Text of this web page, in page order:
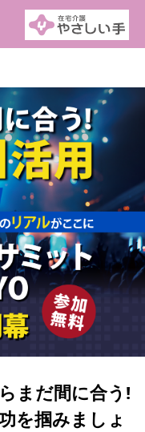
まだ間に合う!
を掴みましょ